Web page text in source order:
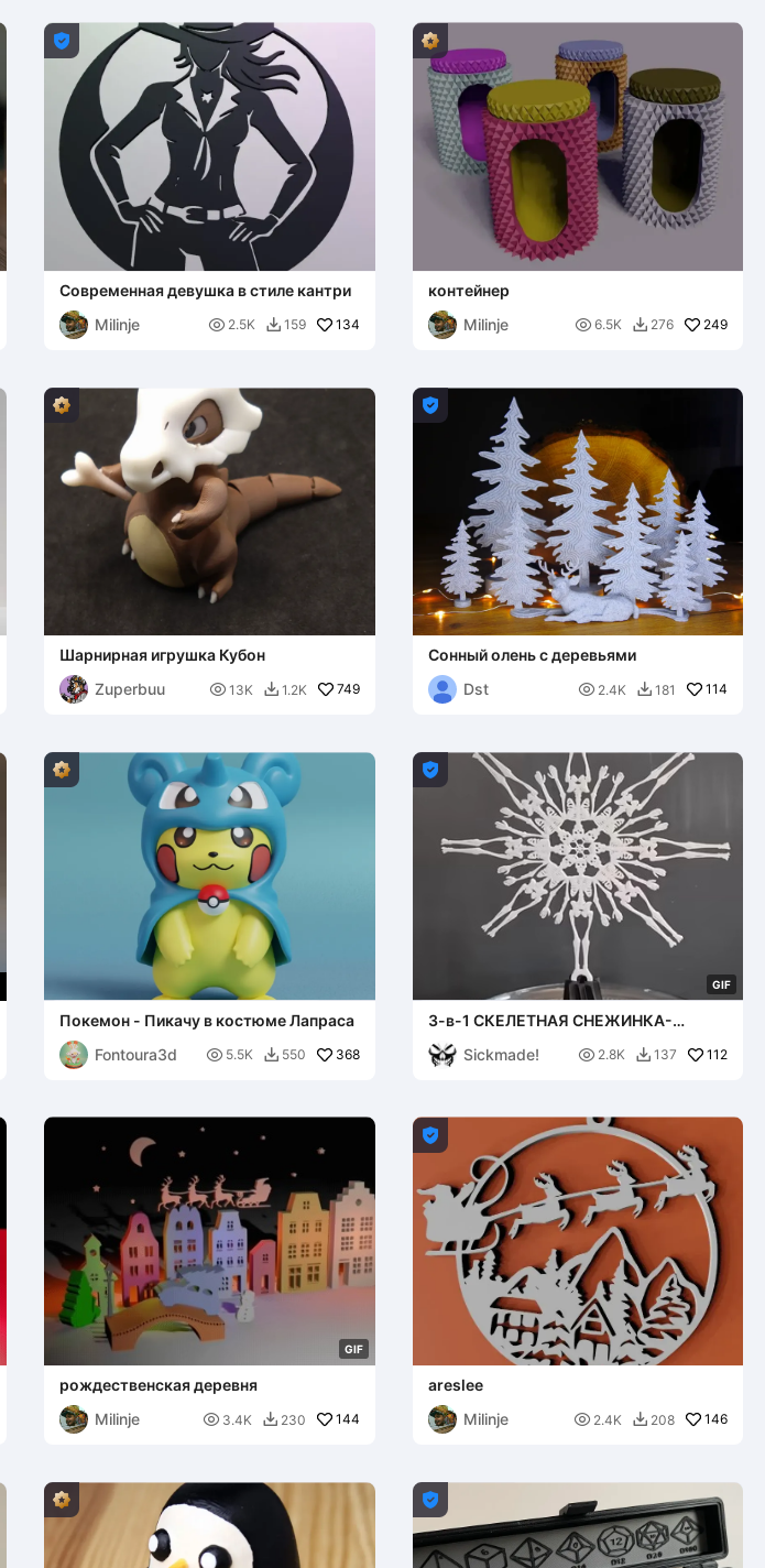

Современная девушка в стиле кантри
Milinje
 2.5K  159 134
контейнер
Milinje
 6.5K  276 249
Шарнирная игрушка Кубон
Zuperbuu
 13K  1.2K 749

Сонный олень с деревьями
Dst
 2.4K  181 114
Покемон - Пикачу в костюме Лапраса
Fontoura3d
 5.5K  550 368
GIF

3-в-1 СКЕЛЕТНАЯ СНЕЖИНКА-
Sickmade!
 2.8K  137 112
GIF
рождественская деревня
Milinje
 3.4K  230 144

areslee
Milinje
 2.4K  208 146
